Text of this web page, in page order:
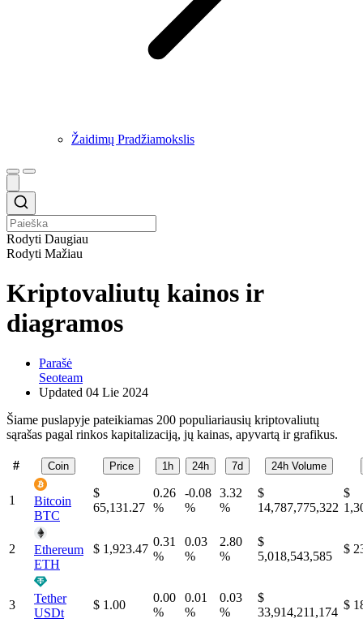
Žaidimų Pradžiamokslis
Rodyti Daugiau
Rodyti Mažiau
Kriptovaliutų kainos ir
diagramos
Parašė
Seoteam
Updated 04 Lie 2024
Šiame puslapyje pateikiamas 200 populiariausių kriptovaliutų
sąrašas pagal rinkos kapitalizaciją, jų kainas, apyvartą ir grafikus.
# Coin Price 1h 24h 7d 24h Volume
1
Bitcoin
BTC
$
65,131.27
0.26
%
-0.08
%
3.32
%
$
14,787,775,322
$
2
Ethereum
ETH
$ 1,923.47
0.31
%
0.03
%
2.80
%
$
5,018,543,585
$
3
Tether
USDt
$ 1.00
0.00
%
0.01
%
0.03
%
$
33,914,211,174
$